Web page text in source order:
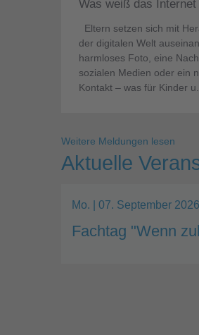
Was weiß das
Eltern setzen sich mit
der digitalen Welt
harmloses Foto, eine
sozialen Medien oder ein
Kontakt – was für Kinder u...
Weitere Meldungen lesen
Aktuelle
Mo. | 07. September 2026
Fachtag "Wenn